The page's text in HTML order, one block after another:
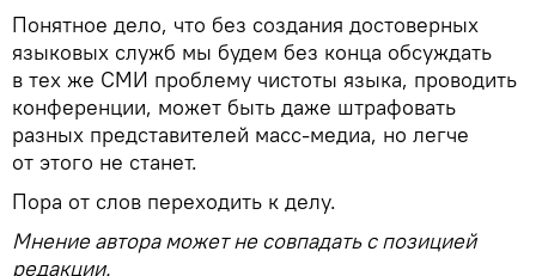
Понятное дело, что без создания достоверных
языковых служб мы будем без конца обсуждать
в тех же СМИ проблему чистоты языка, проводить
конференции, может быть даже штрафовать
разных представителей масс-медиа, но легче
от этого не станет.
Пора от слов переходить к делу.
Мнение автора может не совпадать с позицией
редакции.